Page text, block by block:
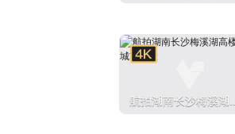
航拍湖南长沙梅溪湖高